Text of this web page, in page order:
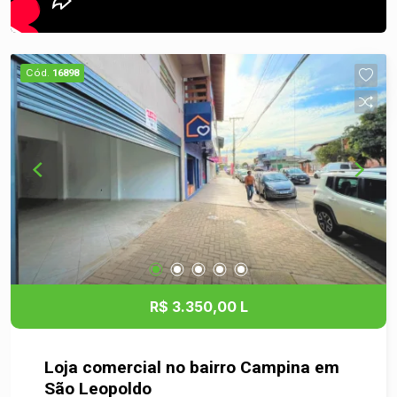
Cód. 16898
R$ 3.350,00 L
Loja comercial no bairro Campina em
São Leopoldo